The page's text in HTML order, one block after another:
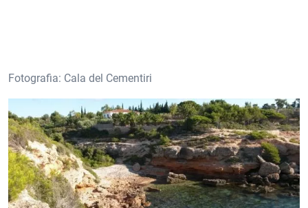
Fotografia: Cala del Cementiri